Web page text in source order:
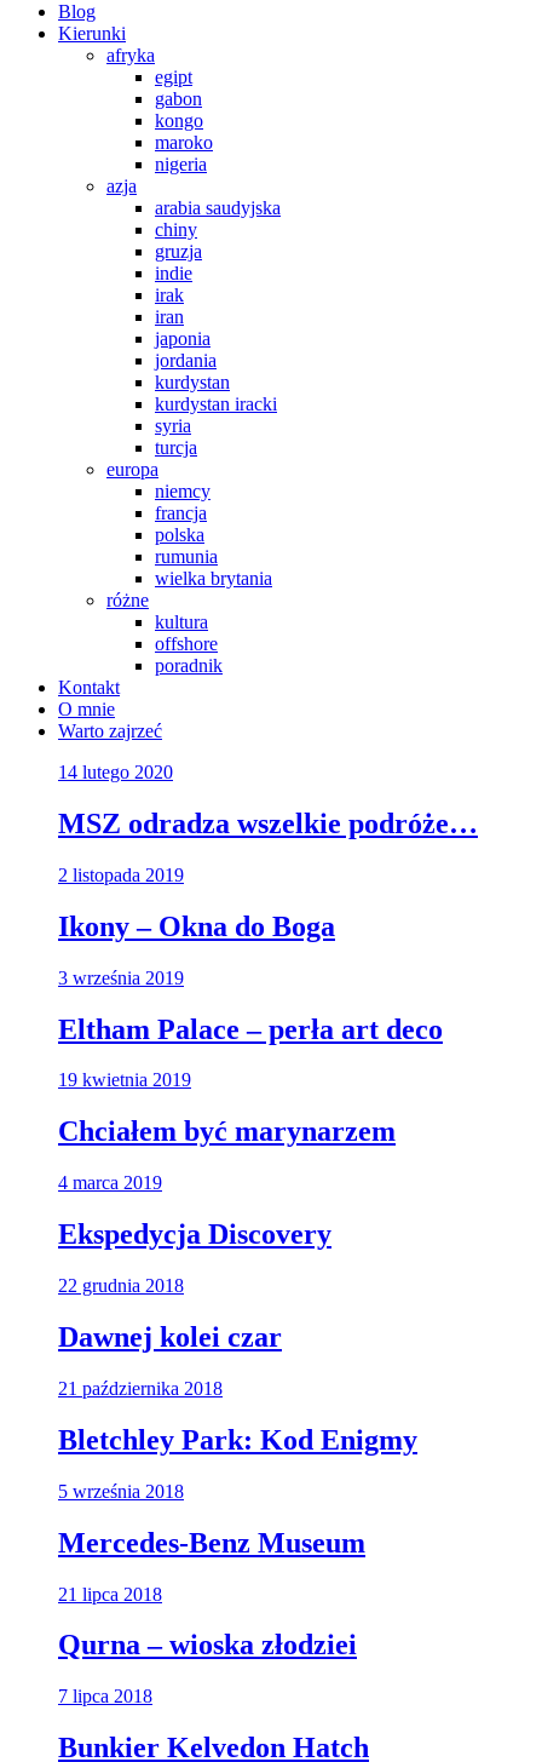
Blog
Kierunki
afryka
egipt
gabon
kongo
maroko
nigeria
azja
arabia saudyjska
chiny
gruzja
indie
irak
iran
japonia
jordania
kurdystan
kurdystan iracki
syria
turcja
europa
niemcy
francja
polska
rumunia
wielka brytania
różne
kultura
offshore
poradnik
Kontakt
O mnie
Warto zajrzeć
14 lutego 2020
MSZ odradza wszelkie podróże…
2 listopada 2019
Ikony – Okna do Boga
3 września 2019
Eltham Palace – perła art deco
19 kwietnia 2019
Chciałem być marynarzem
4 marca 2019
Ekspedycja Discovery
22 grudnia 2018
Dawnej kolei czar
21 października 2018
Bletchley Park: Kod Enigmy
5 września 2018
Mercedes-Benz Museum
21 lipca 2018
Qurna – wioska złodziei
7 lipca 2018
Bunkier Kelvedon Hatch